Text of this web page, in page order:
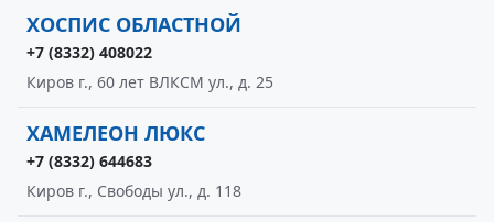
ХОСПИС ОБЛАСТНОЙ
+7 (8332) 408022
Киров г., 60 лет ВЛКСМ ул., д. 25
ХАМЕЛЕОН ЛЮКС
+7 (8332) 644683
Киров г., Свободы ул., д. 118